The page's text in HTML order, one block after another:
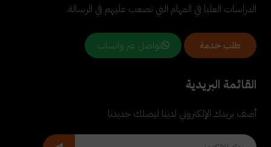
الدراسات العليا في المهام التي تصعب عليهم في الرسالة.
طلب خدمة تواصل عبر واتساب
القائمة البريدية
أضف بريدك الإلكتروني لدينا ليصلك جديدنا